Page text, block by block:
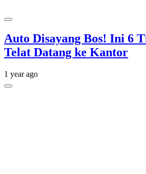
Auto Disayang Bos! Ini 6
Telat Datang ke Kantor
1 year ago